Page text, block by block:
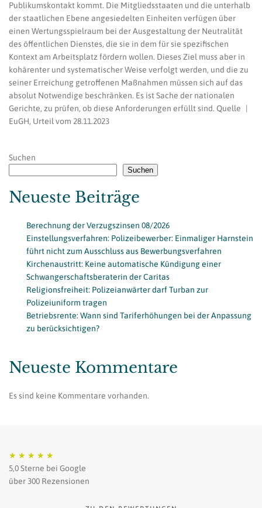
Publikumskontakt kommt. Die Mitgliedsstaaten und die unterhalb
der staatlichen Ebene angesiedelten Einheiten verfügen über
einen Wertungsspielraum bei der Ausgestaltung der Neutralität
des öffentlichen Dienstes, die sie in dem für sie spezifischen
Kontext am Arbeitsplatz fördern wollen. Dieses Ziel muss aber in
kohärenter und systematischer Weise verfolgt werden, und die zu
seiner Erreichung getroffenen Maßnahmen müssen sich auf das
absolut Notwendige beschränken. Es ist Sache der nationalen
Gerichte, zu prüfen, ob diese Anforderungen erfüllt sind. Quelle |
EuGH, Urteil vom 28.11.2023
Suchen
Suchen
Neueste Beiträge
Berechnung der Verzugszinsen 08/2026
Einstellungsverfahren: Polizeibewerber: Einmaliger Harnstein
führt nicht zum Ausschluss aus Bewerbungsverfahren
Kirchenaustritt: Keine automatische Kündigung einer
Schwangerschaftsberaterin der Caritas
Religionsfreiheit: Polizeianwärter darf Turban zur
Polizeiuniform tragen
Betriebsrente: Wann sind Tariferhöhungen bei der Anpassung
zu berücksichtigen?
Neueste Kommentare
Es sind keine Kommentare vorhanden.
★ ★ ★ ★ ★
5,0 Sterne bei Google
über 300 Rezensionen